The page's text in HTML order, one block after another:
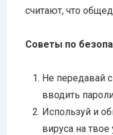
считают, что
Советы по
Не передавай
вводить
Используй и
вируса на твое